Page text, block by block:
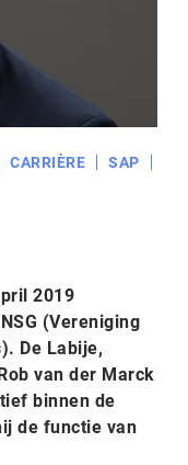
CARRIÈRE
SAP
2019
(Vereniging
De Labije,
van der Marck
binnen de
de functie van